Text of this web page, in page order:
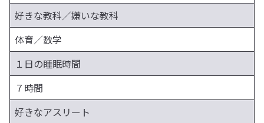
好きな教科／嫌いな教科
体育／数学
１日の睡眠時間
７時間
好きなアスリート